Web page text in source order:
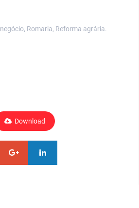
Romaria, Reforma agrária.
Download